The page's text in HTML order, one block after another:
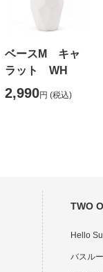
ベースM キャ
ラット WH
2,990円 (税込)
TWO
Hello
バスル